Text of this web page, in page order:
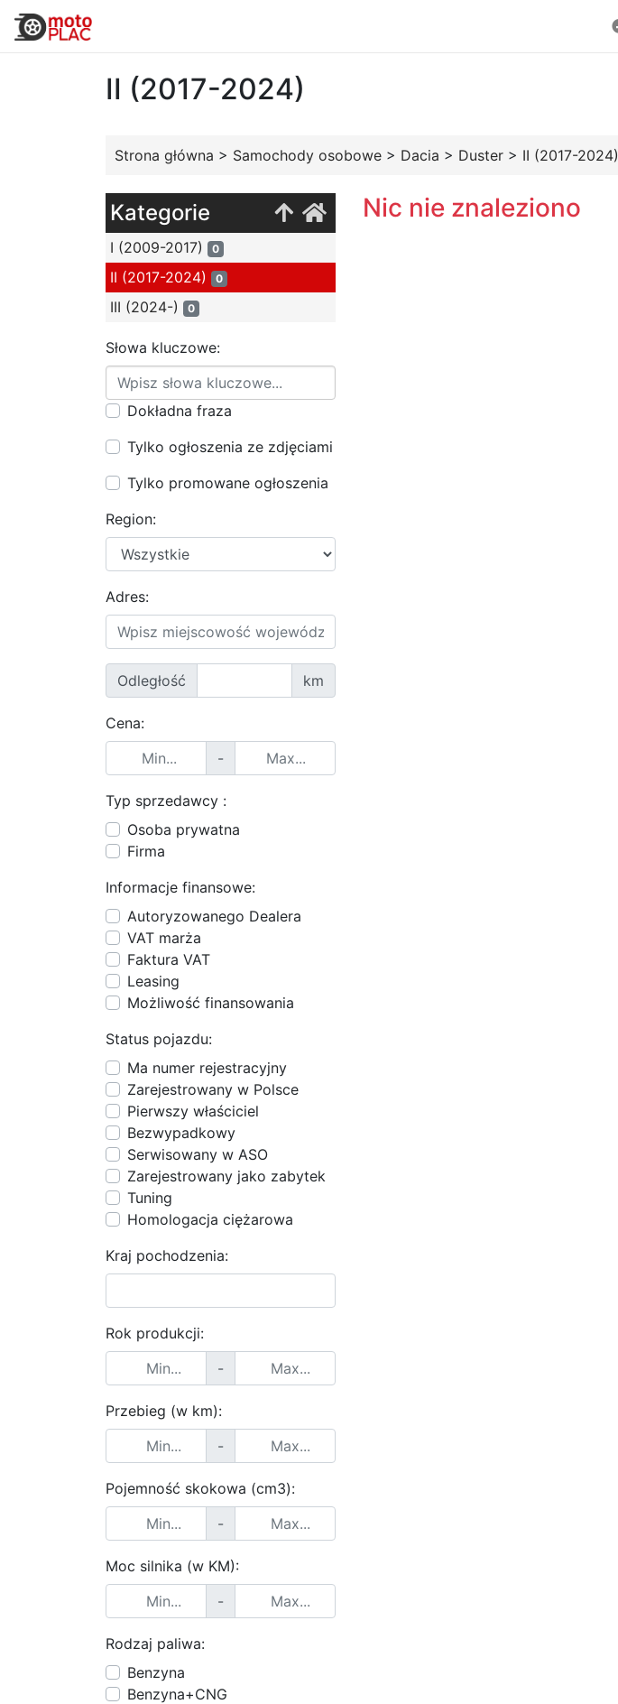
II (2017-2024)
Strona główna > Samochody osobowe > Dacia > Duster > II (2017-2024)
Kategorie
I (2009-2017) 0
II (2017-2024) 0
III (2024-) 0
Słowa kluczowe:
Dokładna fraza
Tylko ogłoszenia ze zdjęciami
Tylko promowane ogłoszenia
Region:
Adres:
Odległość km
Cena:
-
Typ sprzedawcy :
Osoba prywatna
Firma
Informacje finansowe:
Autoryzowanego Dealera
VAT marża
Faktura VAT
Leasing
Możliwość finansowania
Status pojazdu:
Ma numer rejestracyjny
Zarejestrowany w Polsce
Pierwszy właściciel
Bezwypadkowy
Serwisowany w ASO
Zarejestrowany jako zabytek
Tuning
Homologacja ciężarowa
Kraj pochodzenia:
Rok produkcji:
-
Przebieg (w km):
-
Pojemność skokowa (cm3):
-
Moc silnika (w KM):
-
Rodzaj paliwa:
Benzyna
Benzyna+CNG
Nic nie znaleziono